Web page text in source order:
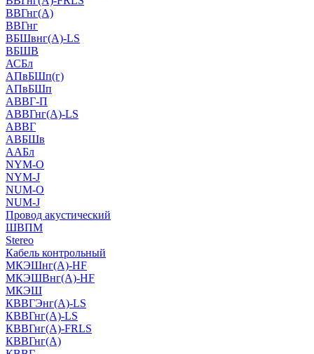
ВВГнг(А)
ВВГнг
ВБШвнг(А)-LS
ВБШВ
АСБл
АПвБШп(г)
АПвБШп
АВВГ-П
АВВГнг(А)-LS
АВВГ
АВБШв
ААБл
NYM-O
NYM-J
NUM-О
NUM-J
Провод акустический
ШВПМ
Stereo
Кабель контрольный
МКЭШнг(A)-HF
МКЭШВнг(А)-HF
МКЭШ
КВВГЭнг(А)-LS
КВВГнг(А)-LS
КВВГнг(А)-FRLS
КВВГнг(А)